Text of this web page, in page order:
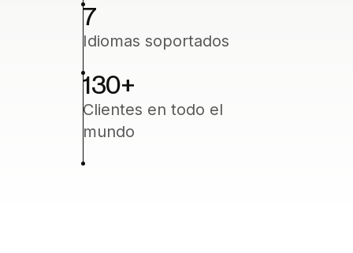
7
Idiomas soportados
130+
Clientes en todo el
mundo